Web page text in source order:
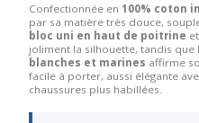
Confectionnée en 100% coton
par sa matière très douce,
bloc uni en haut de poitrine
joliment la silhouette, tandis que
blanches et marines affirme
facile à porter, aussi élégante
chaussures plus habillées.